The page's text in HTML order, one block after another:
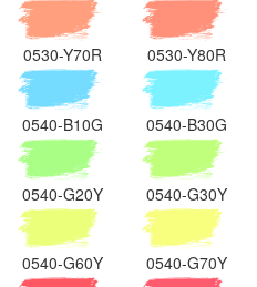
0530-Y70R 0530-Y80R
0540-B10G 0540-B30G
0540-G20Y 0540-G30Y
0540-G60Y 0540-G70Y